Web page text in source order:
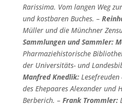
Rarissima. Vom langen Weg
und kostbaren Buches. –
Müller und die Münchner
Sammlungen und Sammler:
Pharmaziehistorische
der Universitäts- und
Manfred Knedlik:Lesefreuden
des Ehepaares Alexander und
Berberich. – Frank Trommler: